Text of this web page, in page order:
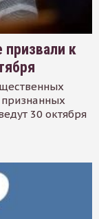
призвали к
30 октября